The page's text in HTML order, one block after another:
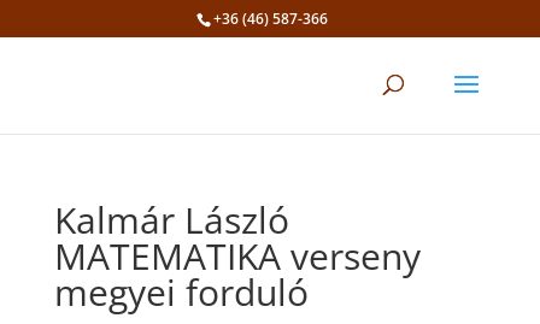
+36 (46) 587-366
Kalmár László
MATEMATIKA verseny
megyei forduló